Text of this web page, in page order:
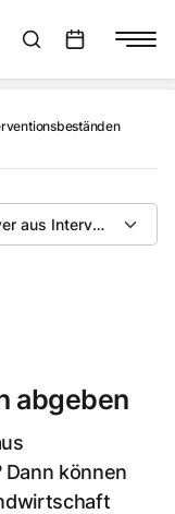
Gera
Suchleiste anzeigen
aus
abgeben
können